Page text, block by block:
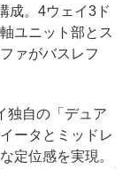
成。4ウェイ3ド
ユニット部とス
ァがバスレフ
独自の「デュア
ータとミッドレ
定位感を実現。